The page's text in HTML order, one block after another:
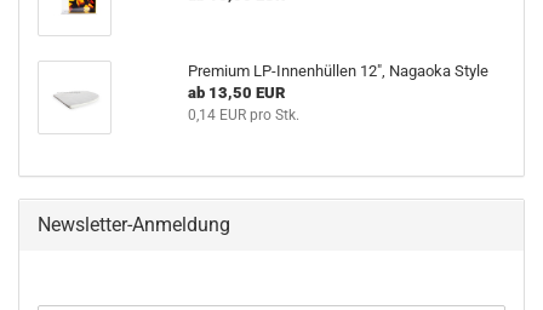
Premium LP-Innenhüllen 12", Nagaoka Style
ab 13,50 EUR
0,14 EUR pro Stk.
Newsletter-Anmeldung